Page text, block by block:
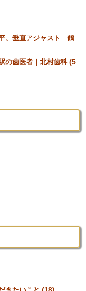
、垂直アジャスト 鶴
歯医者｜北村歯科 (5